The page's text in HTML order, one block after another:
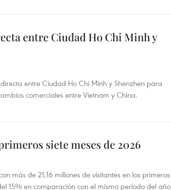
entre Ciudad Ho Chi Minh y
entre Ciudad Ho Chi Minh y Shenzhen para
comerciales entre Vietnam y China.
siete meses de 2026
más de 21,16 millones de visitantes en los primeros
15% en comparación con el mismo período del año